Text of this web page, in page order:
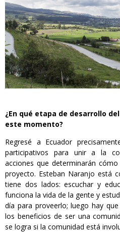
¿En qué etapa de desarrollo
este momento?
Regresé a Ecuador
participativos para unir a la
acciones que determinarán
proyecto. Esteban Naranjo está
tiene dos lados: escuchar y
funciona la vida de la gente y
día para proveerlo; luego hay
los beneficios de ser una
se logra si la comunidad está